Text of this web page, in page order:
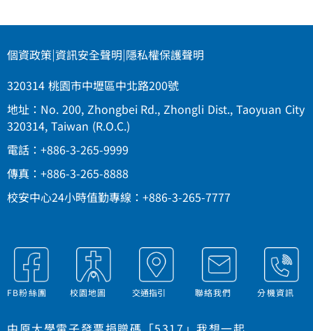
個資政策|資訊安全聲明|隱私權保護聲明
320314 桃園市中壢區中北路200號
地址：No. 200, Zhongbei Rd., Zhongli Dist., Taoyuan City
320314, Taiwan (R.O.C.)
電話：+886-3-265-9999
傳真：+886-3-265-8888
校安中心24小時值勤專線：+886-3-265-7777
FB粉絲團 校園地圖 交通指引 聯絡我們 分機資訊